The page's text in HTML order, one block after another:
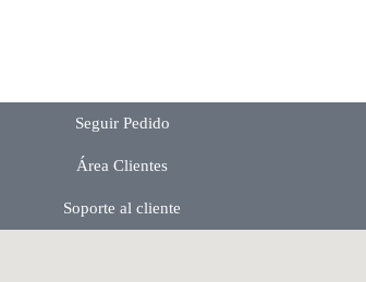
Seguir Pedido
Área Clientes
Soporte al cliente